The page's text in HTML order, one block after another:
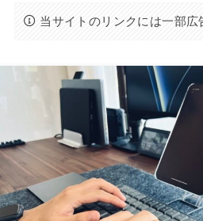
当サイトのリンクには一部広